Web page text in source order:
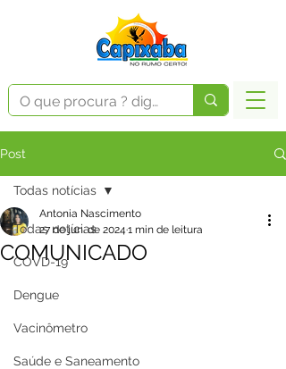
Post
Todas notícias
COVD-19
Dengue
Vacinômetro
Saúde e Saneamento
Todas notícias
COMUNICADO
Antonia Nascimento
27 de jun. de 2024 1 min de leitura